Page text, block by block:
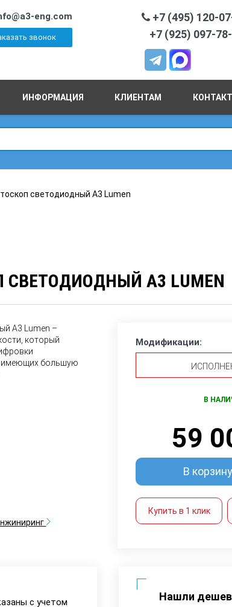
eng.com
звонок
+7 (495) 120-
+7 (925) 097-
ИНФОРМАЦИЯ КЛИЕНТАМ
светодиодный A3 Lumen
СВЕТОДИОДНЫЙ A3 LUMEN
А3 Lumen –
который
имеющих большую
Модификации:
В
59
В корзину
Купить в 1 клик
с учетом
Нашли